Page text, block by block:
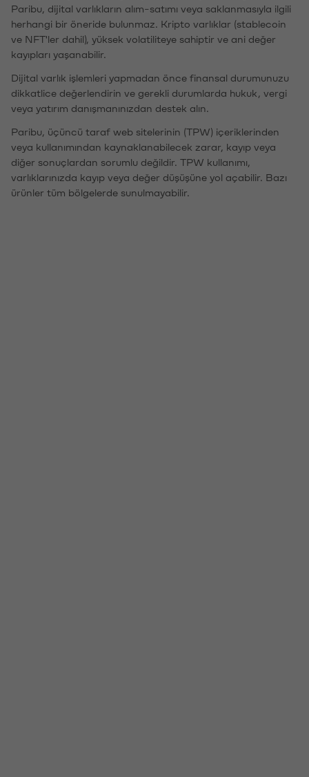
Paribu, dijital varlıkların alım-satımı veya saklanmasıyla ilgili
herhangi bir öneride bulunmaz. Kripto varlıklar (stablecoin
ve NFT'ler dahil), yüksek volatiliteye sahiptir ve ani değer
kayıpları yaşanabilir.
Dijital varlık işlemleri yapmadan önce finansal durumunuzu
dikkatlice değerlendirin ve gerekli durumlarda hukuk, vergi
veya yatırım danışmanınızdan destek alın.
Paribu, üçüncü taraf web sitelerinin (TPW) içeriklerinden
veya kullanımından kaynaklanabilecek zarar, kayıp veya
diğer sonuçlardan sorumlu değildir. TPW kullanımı,
varlıklarınızda kayıp veya değer düşüşüne yol açabilir. Bazı
ürünler tüm bölgelerde sunulmayabilir.